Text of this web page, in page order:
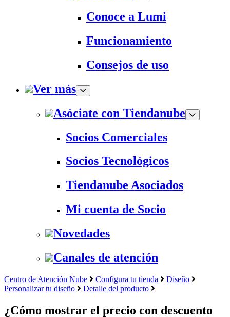
Conoce a Lumi
Funcionamiento
Consejos de uso
Ver más
Asóciate con Tiendanube
Socios Comerciales
Socios Tecnológicos
Tiendanube Asociados
Mi cuenta de Socio
Novedades
Canales de atención
Centro de Atención Nube Configura tu tienda
Diseño
Personalizar tu diseño
Detalle del producto
¿Cómo mostrar el precio con descuento